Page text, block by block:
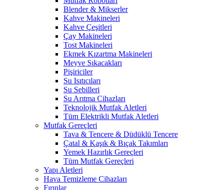
Blender & Mikserler
Kahve Makineleri
Kahve Çeşitleri
Çay Makineleri
Tost Makineleri
Ekmek Kızartma Makineleri
Meyve Sıkacakları
Pişiriciler
Su Isıtıcıları
Su Sebilleri
Su Arıtma Cihazları
Teknolojik Mutfak Aletleri
Tüm Elektrikli Mutfak Aletleri
Mutfak Gereçleri
Tava & Tencere & Düdüklü Tencere
Çatal & Kaşık & Bıçak Takımları
Yemek Hazırlık Gereçleri
Tüm Mutfak Gereçleri
Yapı Aletleri
Hava Temizleme Cihazları
Fırınlar